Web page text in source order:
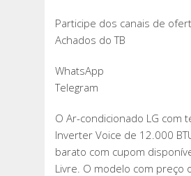
Participe dos canais de
Achados do TB
WhatsApp
Telegram
O Ar-condicionado LG com
Inverter Voice de 12.000
barato com cupom
Livre. O modelo com preço